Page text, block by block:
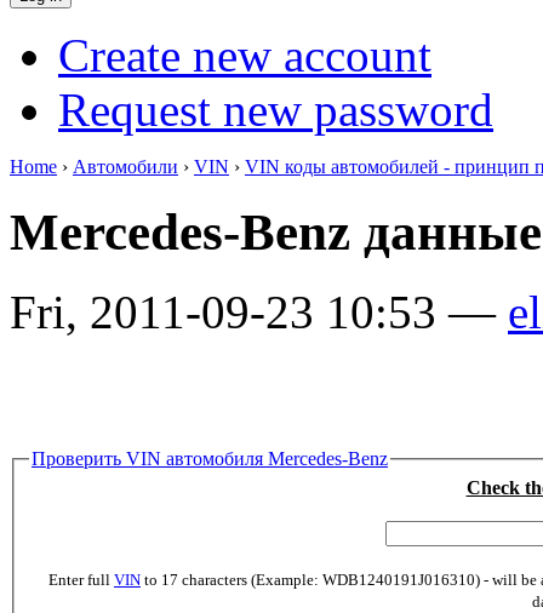
Create new account
Request new password
Home › Автомобили › VIN › VIN коды автомобилей - принцип
Mercedes-Benz
Fri, 2011-09-23 10:53 —
Проверить VIN автомобиля Mercedes-Benz
Check
Enter full VIN to 17 characters (Example: WDB1240191J016310) - will